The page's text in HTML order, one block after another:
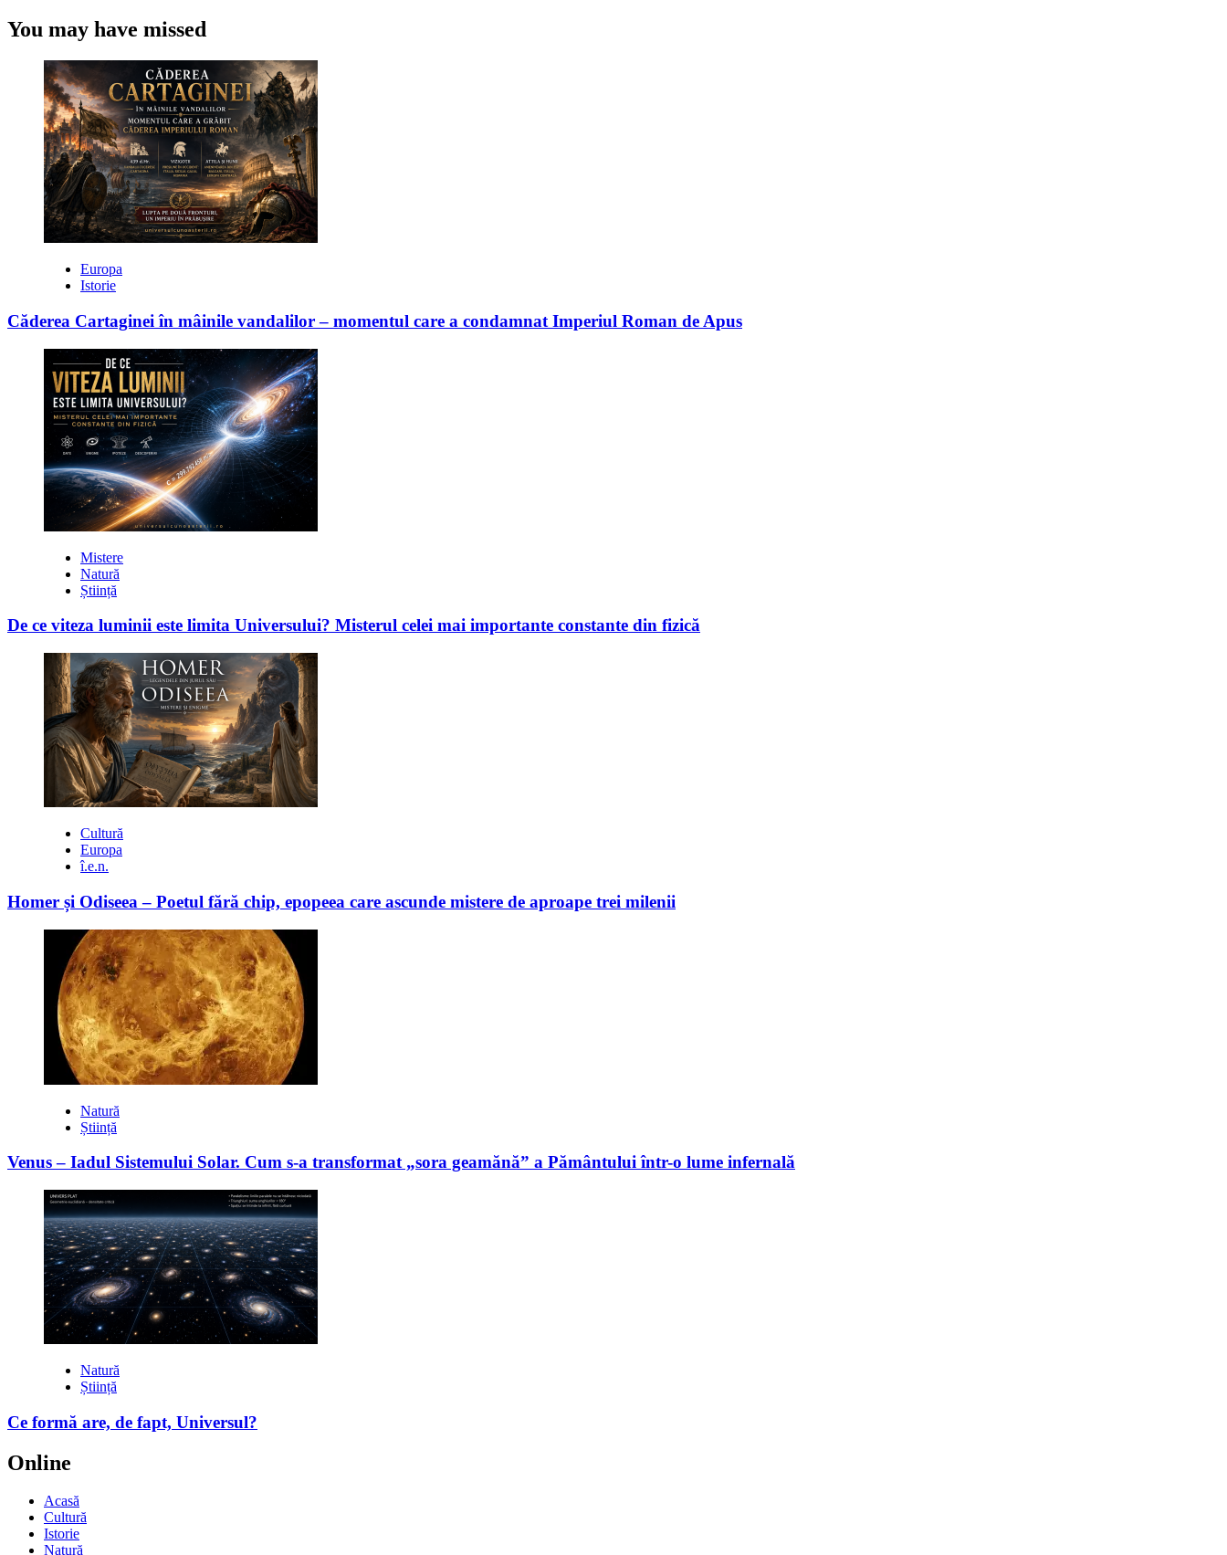
You may have missed
Europa
Istorie
Căderea Cartaginei în mâinile vandalilor – momentul care a condamnat Imperiul Roman de Apus
Mistere
Natură
Știință
De ce viteza luminii este limita Universului? Misterul celei mai importante constante din fizică
Cultură
Europa
î.e.n.
Homer și Odiseea – Poetul fără chip, epopeea care ascunde mistere de aproape trei milenii
Natură
Știință
Venus – Iadul Sistemului Solar. Cum s-a transformat „sora geamănă” a Pământului într-o lume infernală
Natură
Știință
Ce formă are, de fapt, Universul?
Online
Acasă
Cultură
Istorie
Natură